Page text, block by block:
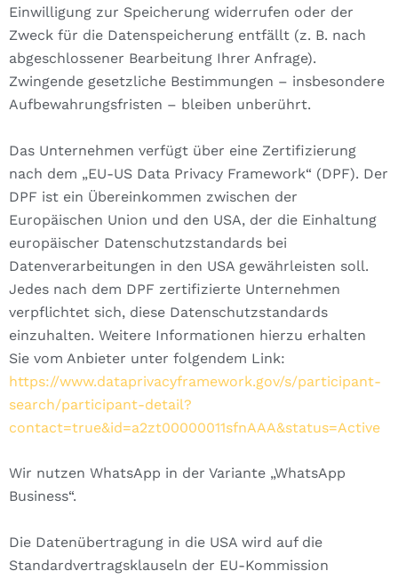
Einwilligung zur Speicherung widerrufen oder der
Zweck für die Datenspeicherung entfällt (z. B. nach
abgeschlossener Bearbeitung Ihrer Anfrage).
Zwingende gesetzliche Bestimmungen – insbesondere
Aufbewahrungsfristen – bleiben unberührt.
Das Unternehmen verfügt über eine Zertifizierung
nach dem „EU-US Data Privacy Framework“ (DPF). Der
DPF ist ein Übereinkommen zwischen der
Europäischen Union und den USA, der die Einhaltung
europäischer Datenschutzstandards bei
Datenverarbeitungen in den USA gewährleisten soll.
Jedes nach dem DPF zertifizierte Unternehmen
verpflichtet sich, diese Datenschutzstandards
einzuhalten. Weitere Informationen hierzu erhalten
Sie vom Anbieter unter folgendem Link:
https://www.dataprivacyframework.gov/s/participant-
search/participant-detail?
contact=true&id=a2zt00000011sfnAAA&status=Active
Wir nutzen WhatsApp in der Variante „WhatsApp
Business“.
Die Datenübertragung in die USA wird auf die
Standardvertragsklauseln der EU-Kommission